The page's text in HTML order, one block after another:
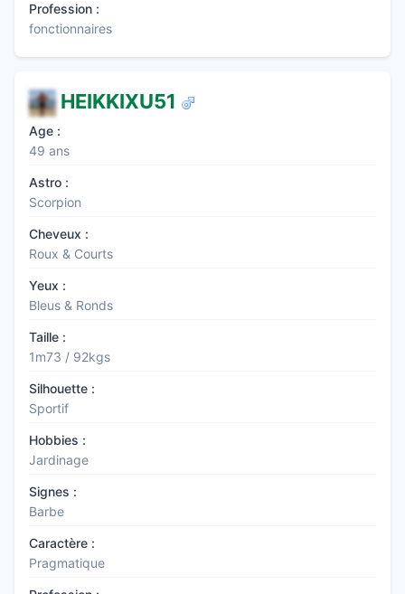
Profession :
fonctionnaires
HEIKKIXU51
Age :
49 ans
Astro :
Scorpion
Cheveux :
Roux & Courts
Yeux :
Bleus & Ronds
Taille :
1m73 / 92kgs
Silhouette :
Sportif
Hobbies :
Jardinage
Signes :
Barbe
Caractère :
Pragmatique